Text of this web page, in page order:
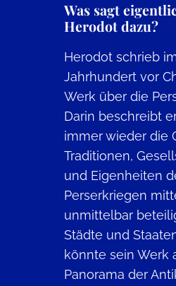
Was sagt
Herodot dazu?
Herodot schrieb
Jahrhundert vor
Werk über die
Darin beschreibt
immer wieder die
Traditionen,
und Eigenheiten
Perserkriegen
unmittelbar
Städte und
könnte sein Werk
Panorama der